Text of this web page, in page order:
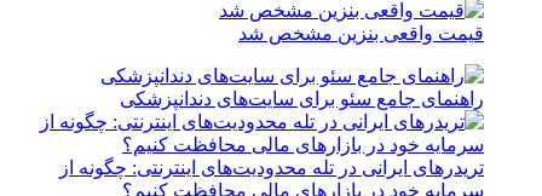
قیمت واقعی بنزین مشخص شد
راهنمای جامع سئو برای سایت‌های دندانپزشکی
تریدرهای ایرانی در تله محدودیت‌های اینترنتی: چگونه از
سرمایه خود در بازارهای مالی محافظت کنیم؟